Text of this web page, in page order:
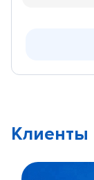
Клиенты